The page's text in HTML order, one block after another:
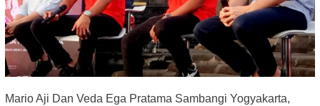
Mario Aji Dan Veda Ega Pratama Sambangi Yogyakarta,